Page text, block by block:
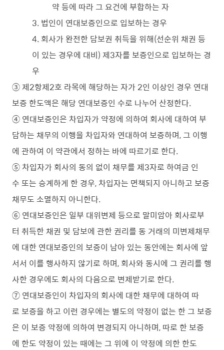
약 등에 따라 그 요건에 부합하는 자
3. 법인이 연대보증인으로 입보하는 경우
4. 회사가 완전한 담보권 취득을 위해(선순위 채권 등
이 있는 경우에 대비) 제3자를 보증인으로 입보하는 경
우
③ 제2항제2호 라목에 해당하는 자가 2인 이상인 경우 연대
보증 한도액은 해당 연대보증인 수로 나누어 산정한다.
④ 연대보증인은 차입자가 약정에 의하여 회사에 대하여 부
담하는 채무의 이행을 차입자와 연대하여 보증하며, 그 이행
에 관하여 이 약관에서 정하는 바에 따르기로 한다.
⑤ 차입자가 회사의 동의 없이 채무를 제3자로 하여금 인
수 또는 승계하게 한 경우, 차입자는 면책되지 아니하고 보증
채무도 소멸하지 아니한다.
⑥ 연대보증인은 일부 대위변제 등으로 말미암아 회사로부
터 취득한 채권 및 담보에 관한 권리를 동 거래의 미변제채무
에 대한 연대보증인의 보증이 남아 있는 동안에는 회사에 앞
서서 이를 행사하지 않기로 하며, 회사와 동시에 그 권리를 행
사한 경우에도 회사의 다음으로 변제받기로 한다.
⑦ 연대보증인이 차입자의 회사에 대한 채무에 대하여 따
로 보증을 하고 이런 경우에는 별도의 약정이 없는 한 그 보증
은 이 보증 약정에 의하여 변경되지 아니하며, 따로 한 보증
에 한도 약정이 있는 때에는 그 위에 이 약정에 의한 한도